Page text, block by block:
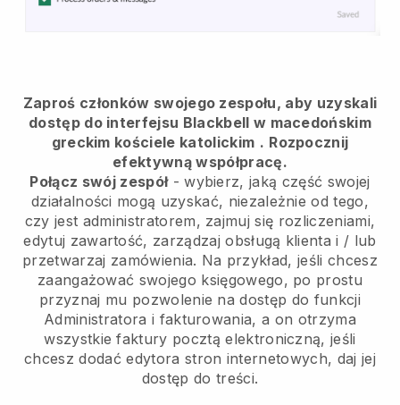
Zaproś członków swojego zespołu, aby uzyskali
dostęp do interfejsu Blackbell w macedońskim
greckim kościele katolickim . Rozpocznij
efektywną współpracę.
Połącz swój zespół- wybierz, jaką część swojej
działalności mogą uzyskać, niezależnie od tego,
czy jest administratorem, zajmuj się rozliczeniami,
edytuj zawartość, zarządzaj obsługą klienta i / lub
przetwarzaj zamówienia. Na przykład, jeśli chcesz
zaangażować swojego księgowego, po prostu
przyznaj mu pozwolenie na dostęp do funkcji
Administratora i fakturowania, a on otrzyma
wszystkie faktury pocztą elektroniczną, jeśli
chcesz dodać edytora stron internetowych, daj jej
dostęp do treści.